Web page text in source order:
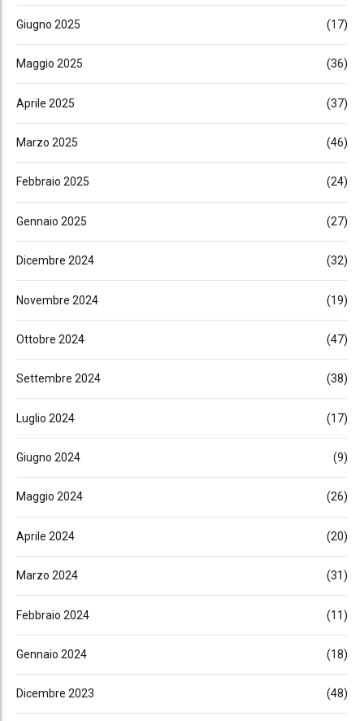
Giugno 2025 (17)
Maggio 2025 (36)
Aprile 2025 (37)
Marzo 2025 (46)
Febbraio 2025 (24)
Gennaio 2025 (27)
Dicembre 2024 (32)
Novembre 2024 (19)
Ottobre 2024 (47)
Settembre 2024 (38)
Luglio 2024 (17)
Giugno 2024 (9)
Maggio 2024 (26)
Aprile 2024 (20)
Marzo 2024 (31)
Febbraio 2024 (11)
Gennaio 2024 (18)
Dicembre 2023 (48)